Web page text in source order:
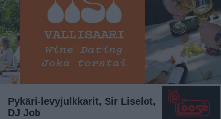
Pykäri-levyjulkkarit, Sir Liselot,
DJ Job